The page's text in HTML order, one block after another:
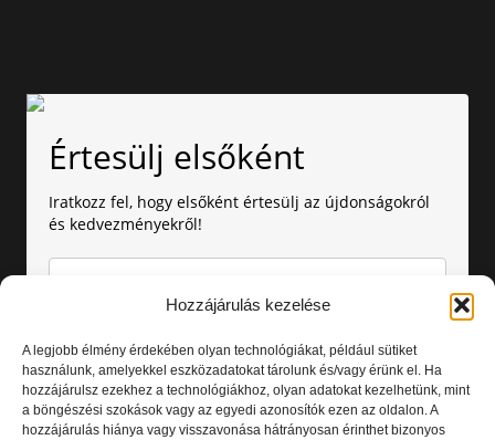
Hozzájárulás kezelése
A legjobb élmény érdekében olyan technológiákat, például sütiket
használunk, amelyekkel eszközadatokat tárolunk és/vagy érünk el. Ha
hozzájárulsz ezekhez a technológiákhoz, olyan adatokat kezelhetünk, mint
a böngészési szokások vagy az egyedi azonosítók ezen az oldalon. A
hozzájárulás hiánya vagy visszavonása hátrányosan érinthet bizonyos
Értesülj elsőként
Iratkozz fel, hogy elsőként értesülj az újdonságokról
és kedvezményekről!
Amennyiben nem szeretnél több értesítést kapni, bármikor
leiratkozhatsz. Az adataid nálunk biztonságban vannak.